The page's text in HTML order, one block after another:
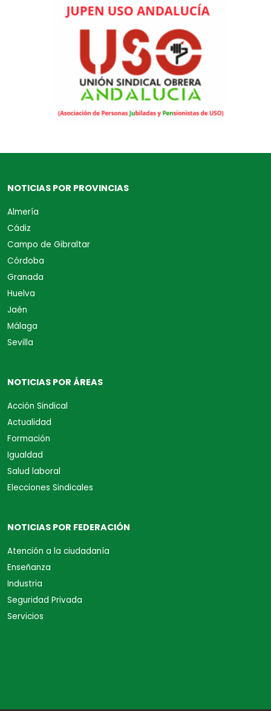
NOTICIAS POR PROVINCIAS
Almería
Cádiz
Campo de Gibraltar
Córdoba
Granada
Huelva
Jaén
Málaga
Sevilla
NOTICIAS POR ÁREAS
Acción Sindical
Actualidad
Formación
Igualdad
Salud laboral
Elecciones Sindicales
NOTICIAS POR FEDERACIÓN
Atención a la ciudadanía
Enseñanza
Industria
Seguridad Privada
Servicios